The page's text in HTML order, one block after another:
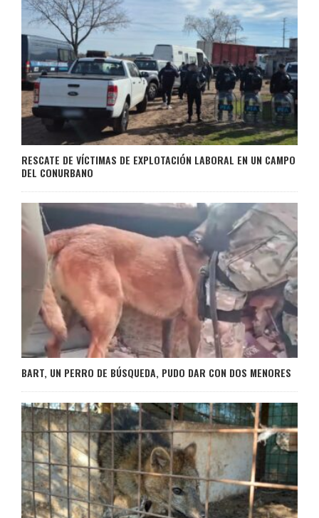
RESCATE DE VÍCTIMAS DE EXPLOTACIÓN LABORAL EN UN CAMPO
DEL CONURBANO
BART, UN PERRO DE BÚSQUEDA, PUDO DAR CON DOS MENORES